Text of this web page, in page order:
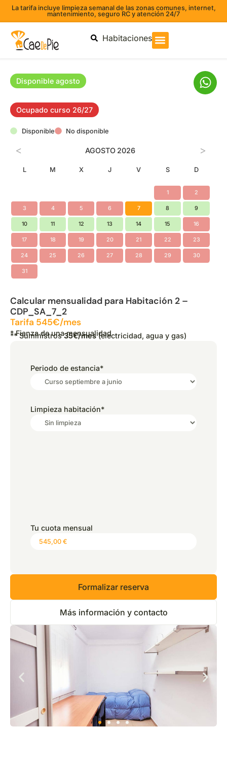
La tarifa incluye limpieza semanal de las zonas comunes, internet,
mantenimiento, seguro RC y atención 24/7
Habitaciones
Disponible agosto
Ocupado curso 26/27
Disponible No disponible
< AGOSTO 2026 >
L M X J V S D
1 2
3 4 5 6 7 8 9
10 11 12 13 14 15 16
17 18 19 20 21 22 23
24 25 26 27 28 29 30
31
Calcular mensualidad para Habitación 2 –
CDP_SA_7_2
Tarifa 545€/mes
* Fianza de una mensualidad
** Suministros35€/mes(electricidad, agua y gas)
Periodo de estancia*
Limpieza habitación*
Tu cuota mensual
Formalizar reserva
Más información y contacto